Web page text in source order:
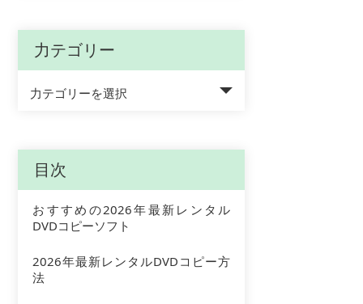
力テゴリー
力テゴリーを選択
目次
おすすめの2026年最新レンタル
DVDコピーソフト
2026年最新レンタルDVDコピー方
法